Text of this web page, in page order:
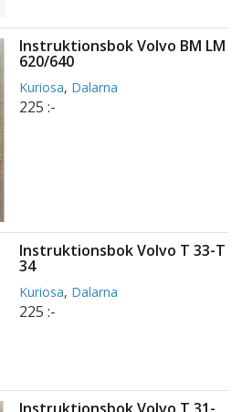
Instruktionsbok Volvo BM LM
620/640
Kuriosa, Dalarna
225 :-
Instruktionsbok Volvo T 33-T
34
Kuriosa, Dalarna
225 :-